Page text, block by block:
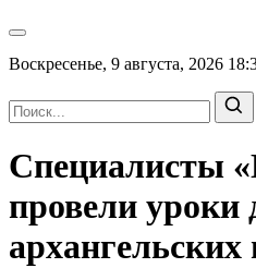
Воскресенье, 9 августа, 2026
Специалисты
провели уроки